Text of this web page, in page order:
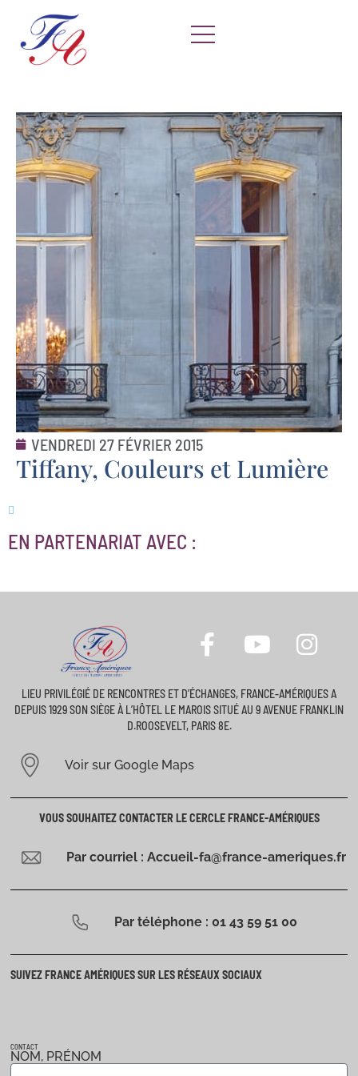
VENDREDI 27 FÉVRIER 2015
Tiffany, Couleurs et Lumière
EN PARTENARIAT AVEC :
CONTACT
NOM, PRÉNOM
LIEU PRIVILÉGIÉ DE RENCONTRES ET D’ÉCHANGES, FRANCE-AMÉRIQUES A
DEPUIS 1929 SON SIÈGE À L’HÔTEL LE MAROIS SITUÉ AU 9 AVENUE FRANKLIN
D.ROOSEVELT, PARIS 8E.
Voir sur Google Maps
VOUS SOUHAITEZ CONTACTER LE CERCLE FRANCE-AMÉRIQUES
Par courriel : Accueil-fa@france-ameriques.fr
Par téléphone : 01 43 59 51 00
SUIVEZ FRANCE AMÉRIQUES SUR LES RÉSEAUX SOCIAUX